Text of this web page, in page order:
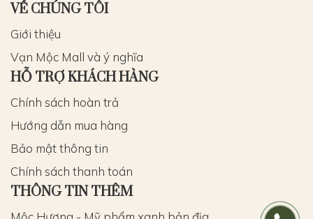
VỀ CHÚNG TÔI
Giới thiệu
Vạn Mộc Mall và ý nghĩa
HỖ TRỢ KHÁCH HÀNG
Chính sách hoàn trả
Hướng dẫn mua hàng
Bảo mật thông tin
Chính sách thanh toán
THÔNG TIN THÊM